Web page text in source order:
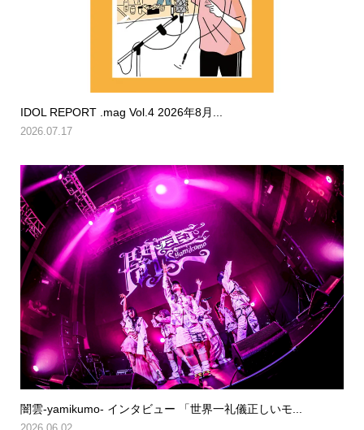
IDOL REPORT .mag Vol.4 2026年8月...
2026.07.17
闇雲-yamikumo- インタビュー 「世界一礼儀正しいモ...